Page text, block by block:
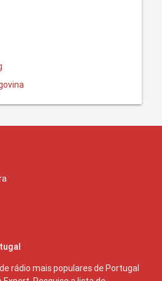
rádio mais populares de Portugal